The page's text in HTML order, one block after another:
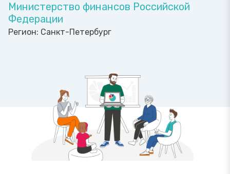
Министерство финансов Российской
Федерации
Регион: Санкт-Петербург